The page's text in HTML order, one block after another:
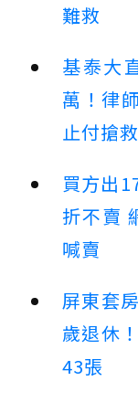
難救
基泰大
萬！律
止付搶
買方出
折不賣
喊賣
屏東套
歲退休
43張